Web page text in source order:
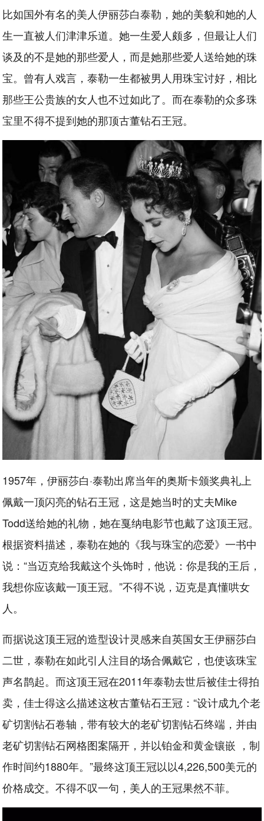
比如国外有名的美人伊丽莎白泰勒，她的美貌和她的人
生一直被人们津津乐道。她一生爱人颇多，但最让人们
谈及的不是她的那些爱人，而是她那些爱人送给她的珠
宝。曾有人戏言，泰勒一生都被男人用珠宝讨好，相比
那些王公贵族的女人也不过如此了。而在泰勒的众多珠
宝里不得不提到她的那顶古董钻石王冠。
1957年，伊丽莎白·泰勒出席当年的奥斯卡颁奖典礼上
佩戴一顶闪亮的钻石王冠，这是她当时的丈夫Mike
Todd送给她的礼物，她在戛纳电影节也戴了这顶王冠。
根据资料描述，泰勒在她的《我与珠宝的恋爱》一书中
说：“当迈克给我戴这个头饰时，他说：你是我的王后，
我想你应该戴一顶王冠。”不得不说，迈克是真懂哄女
人。
而据说这顶王冠的造型设计灵感来自英国女王伊丽莎白
二世，泰勒在如此引人注目的场合佩戴它，也使该珠宝
声名鹊起。而这顶王冠在2011年泰勒去世后被佳士得拍
卖，佳士得这么描述这枚古董钻石王冠：“设计成九个老
矿切割钻石卷轴，带有较大的老矿切割钻石终端，并由
老矿切割钻石网格图案隔开，并以铂金和黄金镶嵌 ，制
作时间约1880年。”最终这顶王冠以以4,226,500美元的
价格成交。不得不叹一句，美人的王冠果然不菲。